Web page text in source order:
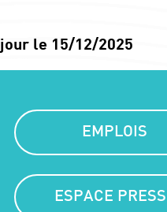
le 15/12/2025
EMPLOIS
ESPACE